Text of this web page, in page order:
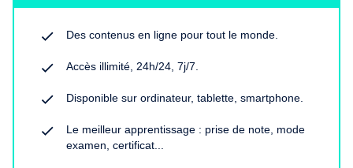
Des contenus en ligne pour tout le monde.
Accès illimité, 24h/24, 7j/7.
Disponible sur ordinateur, tablette, smartphone.
Le meilleur apprentissage : prise de note, mode
examen, certificat...